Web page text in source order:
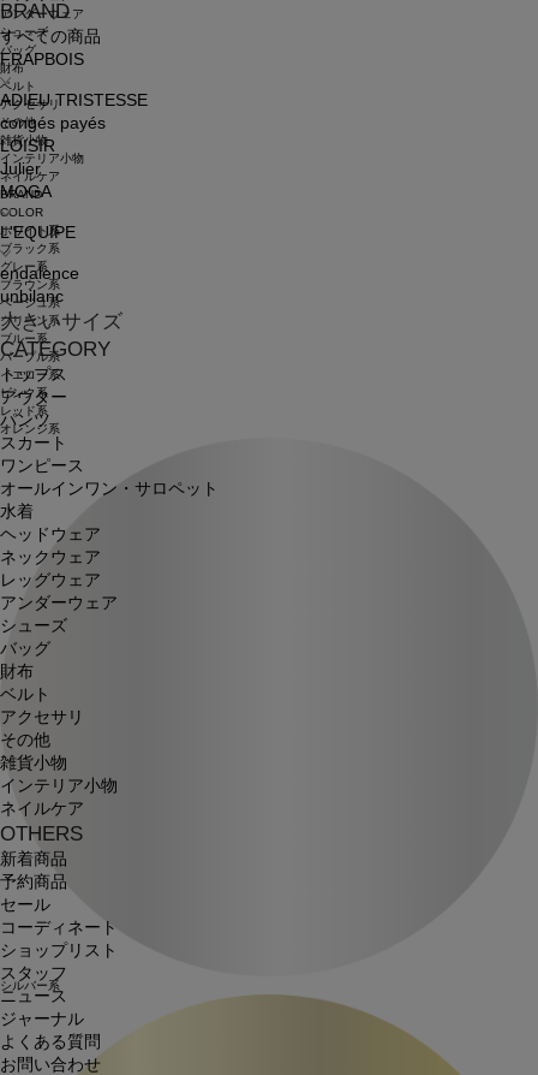
BRAND
すべての商品
FRAPBOIS
ADIEU TRISTESSE
congés payés
LOISIR
Julier
MOGA
L'EQUIPE
endalence
unbilanc
大きいサイズ
CATEGORY
トップス
アウター
パンツ
スカート
ワンピース
オールインワン・サロペット
水着
ヘッドウェア
ネックウェア
レッグウェア
アンダーウェア
シューズ
バッグ
財布
ベルト
アクセサリ
その他
雑貨小物
インテリア小物
ネイルケア
OTHERS
新着商品
予約商品
セール
コーディネート
ショップリスト
スタッフ
ニュース
ジャーナル
よくある質問
お問い合わせ
アンダーウェア
シューズ
バッグ
財布
ベルト
アクセサリ
その他
雑貨小物
インテリア小物
ネイルケア
BRAND
COLOR
ホワイト系
ブラック系
グレー系
ブラウン系
ベージュ系
グリーン系
ブルー系
パープル系
イエロー系
ピンク系
レッド系
オレンジ系
シルバー系